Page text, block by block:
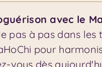
avec le
pas à pas dans
pour
vous dès